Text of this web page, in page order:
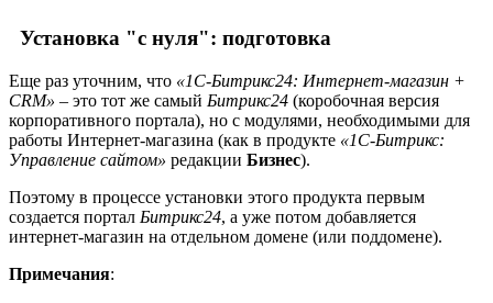
Установка "с нуля": подготовка
Еще раз уточним, что «1С-Битрикс24: Интернет-магазин +
CRM» – это тот же самый Битрикс24 (коробочная версия
корпоративного портала), но с модулями, необходимыми для
работы Интернет-магазина (как в продукте «1С-Битрикс:
Управление сайтом» редакции Бизнес).
Поэтому в процессе установки этого продукта первым
создается портал Битрикс24, а уже потом добавляется
интернет-магазин на отдельном домене (или поддомене).
Примечания: